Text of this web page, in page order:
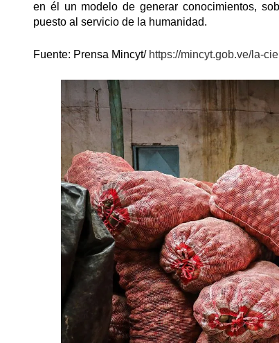
en él un modelo de generar conocimientos,
puesto al servicio de la humanidad.
Fuente: Prensa Mincyt/ https://mincyt.gob.ve/la-